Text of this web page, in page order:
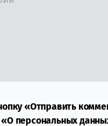
«Отправить
«О персональных